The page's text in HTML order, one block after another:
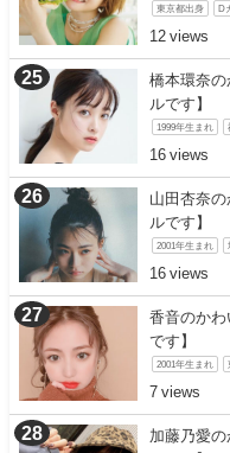
東京都出身 D
12
橋本環奈
ルです】
1999年生まれ
16
山田杏奈
ルです】
2001年生まれ
16
香音のか
です】
2001年生まれ
7
加藤乃愛